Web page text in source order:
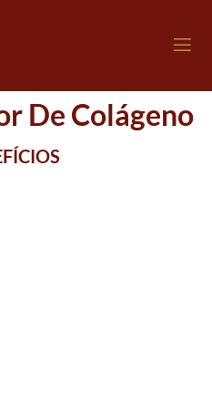
De Colágeno